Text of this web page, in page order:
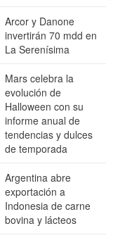
Arcor y Danone
invertirán 70 mdd en
La Serenísima
Mars celebra la
evolución de
Halloween con su
informe anual de
tendencias y dulces
de temporada
Argentina abre
exportación a
Indonesia de carne
bovina y lácteos